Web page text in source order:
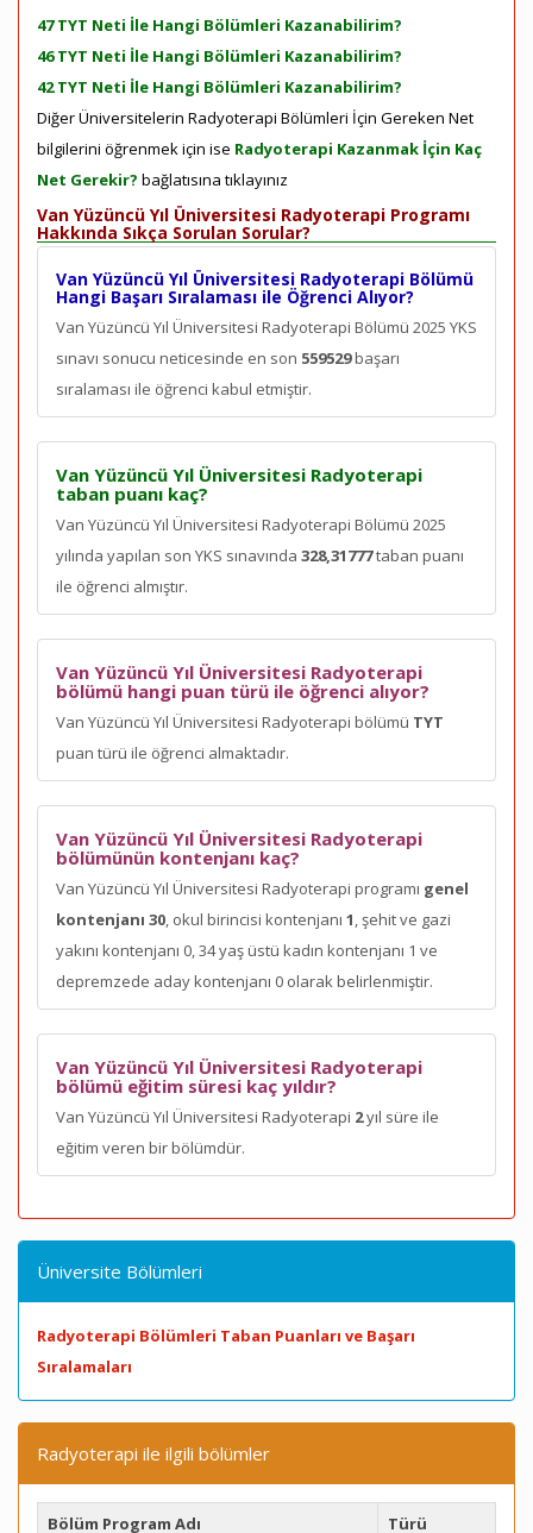
47 TYT Neti İle Hangi Bölümleri Kazanabilirim?
46 TYT Neti İle Hangi Bölümleri Kazanabilirim?
42 TYT Neti İle Hangi Bölümleri Kazanabilirim?
Diğer Üniversitelerin Radyoterapi Bölümleri İçin Gereken Net
bilgilerini öğrenmek için ise Radyoterapi Kazanmak İçin Kaç
Net Gerekir? bağlatısına tıklayınız
Van Yüzüncü Yıl Üniversitesi Radyoterapi Programı
Hakkında Sıkça Sorulan Sorular?
Van Yüzüncü Yıl Üniversitesi Radyoterapi Bölümü
Hangi Başarı Sıralaması ile Öğrenci Alıyor?
Van Yüzüncü Yıl Üniversitesi Radyoterapi Bölümü 2025 YKS
sınavı sonucu neticesinde en son 559529başarı
sıralaması ile öğrenci kabul etmiştir.
Van Yüzüncü Yıl Üniversitesi Radyoterapi
taban puanı kaç?
Van Yüzüncü Yıl Üniversitesi Radyoterapi Bölümü 2025
yılında yapılan son YKS sınavında 328,31777taban puanı
ile öğrenci almıştır.
Van Yüzüncü Yıl Üniversitesi Radyoterapi
bölümü hangi puan türü ile öğrenci alıyor?
Van Yüzüncü Yıl Üniversitesi Radyoterapi bölümü TYT
puan türü ile öğrenci almaktadır.
Van Yüzüncü Yıl Üniversitesi Radyoterapi
bölümünün kontenjanı kaç?
Van Yüzüncü Yıl Üniversitesi Radyoterapi programı genel
kontenjanı 30, okul birincisi kontenjanı 1, şehit ve gazi
yakını kontenjanı 0, 34 yaş üstü kadın kontenjanı 1 ve
depremzede aday kontenjanı 0 olarak belirlenmiştir.
Van Yüzüncü Yıl Üniversitesi Radyoterapi
bölümü eğitim süresi kaç yıldır?
Van Yüzüncü Yıl Üniversitesi Radyoterapi 2yıl süre ile
eğitim veren bir bölümdür.
Üniversite Bölümleri
Radyoterapi Bölümleri Taban Puanları ve Başarı
Sıralamaları
Radyoterapi ile ilgili bölümler
Bölüm Program Adı Türü